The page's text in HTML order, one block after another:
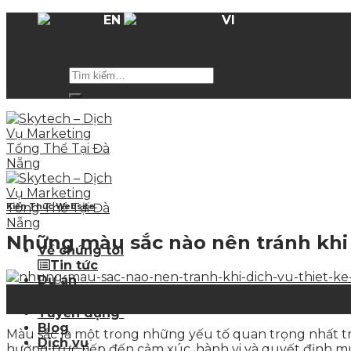
EN
VI
Về chúng tôi
Tin tức
Dự án
Tuyển dụng
Blog
Dịch vụ
Kiến Thức Website
Những màu sắc nào nên tránh
Màu sắc là một trong những yếu tố quan trọng nhất